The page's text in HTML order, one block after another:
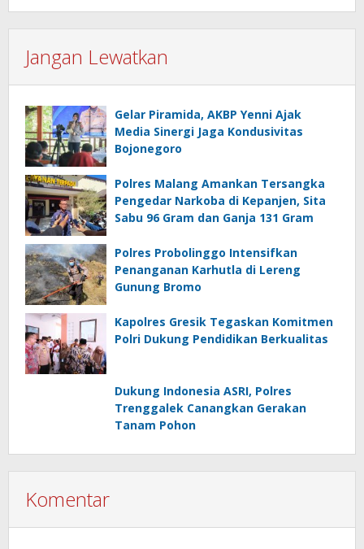
Jangan Lewatkan
Gelar Piramida, AKBP Yenni Ajak
Media Sinergi Jaga Kondusivitas
Bojonegoro
Polres Malang Amankan Tersangka
Pengedar Narkoba di Kepanjen, Sita
Sabu 96 Gram dan Ganja 131 Gram
Polres Probolinggo Intensifkan
Penanganan Karhutla di Lereng
Gunung Bromo
Kapolres Gresik Tegaskan Komitmen
Polri Dukung Pendidikan Berkualitas
Dukung Indonesia ASRI, Polres
Trenggalek Canangkan Gerakan
Tanam Pohon
Komentar